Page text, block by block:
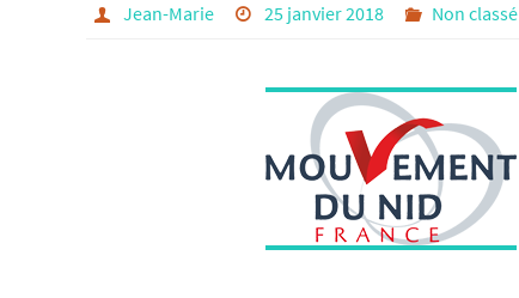
Jean-Marie 25 janvier 2018 Non classé